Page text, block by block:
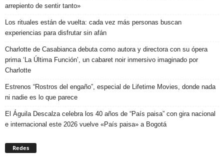
arrepiento de sentir tanto»
Los rituales están de vuelta: cada vez más personas buscan
experiencias para disfrutar sin afán
Charlotte de Casabianca debuta como autora y directora con su ópera
prima ‘La Última Función’, un cabaret noir inmersivo imaginado por
Charlotte
Estrenos “Rostros del engaño”, especial de Lifetime Movies, donde nada
ni nadie es lo que parece
El Águila Descalza celebra los 40 años de “País paisa” con gira nacional
e internacional este 2026 vuelve «País paisa» a Bogotá
Redes